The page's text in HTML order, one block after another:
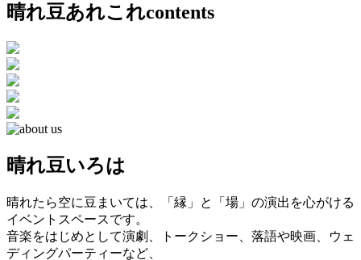
晴れ豆あれこれcontents
晴れ豆いろは
晴れたら空に豆まいては、「縁」と「場」の演出を心がける
イベントスペースです。
音楽をはじめとして演劇、トークショー、落語や映画、ウェ
ディングパーティーなど、